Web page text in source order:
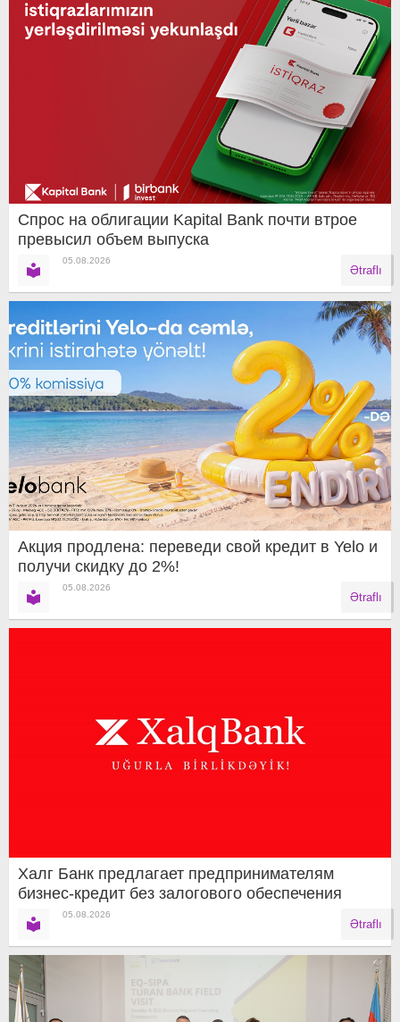
Спрос на облигации Kapital Bank почти втрое
превысил объем выпуска
05.08.2026
Ətraflı
Акция продлена: переведи свой кредит в Yelo и
получи скидку до 2%!
05.08.2026
Ətraflı
Халг Банк предлагает предпринимателям
бизнес-кредит без залогового обеспечения
05.08.2026
Ətraflı